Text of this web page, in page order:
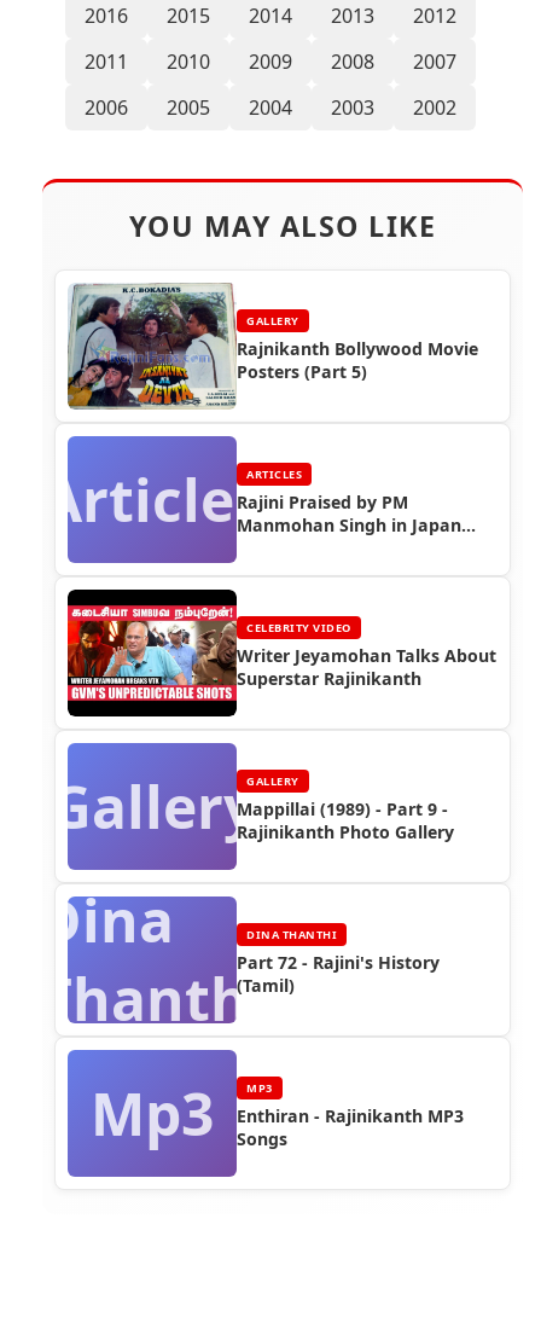
2016
2015 2014 2013
2012
2011
2010 2009 2008
2007
2006
2005 2004 2003 2002
YOU MAY ALSO LIKE
GALLERY
Rajnikanth Bollywood Movie
Posters (Part 5)
ArticlesARTICLES
Rajini Praised by PM
Manmohan Singh in Japan
CELEBRITY VIDEO
Writer Jeyamohan Talks About
Superstar Rajinikanth
GalleryGALLERY
Mappillai (1989) - Part 9 -
Rajinikanth Photo Gallery
Dina
Thanthi
DINA THANTHI
Part 72 - Rajini's History
(Tamil)
Mp3 MP3
Enthiran - Rajinikanth MP3
Songs